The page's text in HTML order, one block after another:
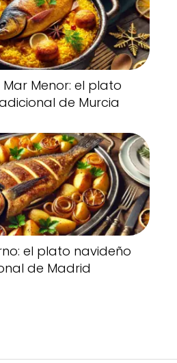
Menor: el plato
de Murcia
el plato navideño
de Madrid